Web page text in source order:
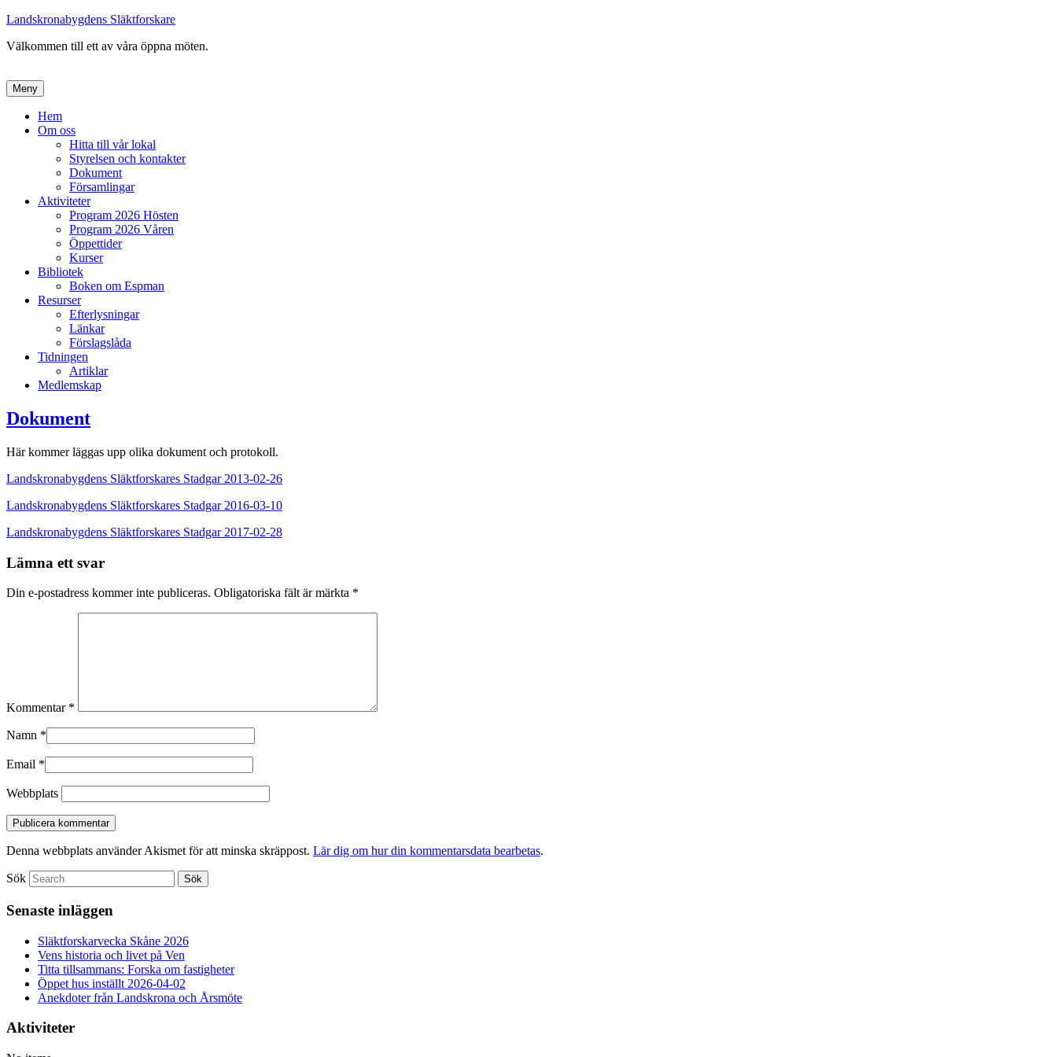
Landskronabygdens Släktforskare
Välkommen till ett av våra öppna möten.
Meny
Primär
meny
Hem
Om oss
Hitta till vår lokal
Styrelsen och kontakter
Dokument
Församlingar
Aktiviteter
Program 2026 Hösten
Program 2026 Våren
Öppettider
Kurser
Bibliotek
Boken om Espman
Resurser
Efterlysningar
Länkar
Förslagslåda
Tidningen
Artiklar
Medlemskap
Dokument
Här kommer läggas upp olika dokument och protokoll.
Landskronabygdens Släktforskares Stadgar 2013-02-26
Landskronabygdens Släktforskares Stadgar 2016-03-10
Landskronabygdens Släktforskares Stadgar 2017-02-28
Lämna ett svar
Din e-postadress kommer inte publiceras. Obligatoriska fält är märkta *
Kommentar *
Namn *
Email *
Webbplats
Denna webbplats använder Akismet för att minska skräppost. Lär dig om hur din kommentarsdata bearbetas.
Sök
Senaste inläggen
Släktforskarvecka Skåne 2026
Vens historia och livet på Ven
Titta tillsammans: Forska om fastigheter
Öppet hus inställt 2026-04-02
Anekdoter från Landskrona och Årsmöte
Aktiviteter